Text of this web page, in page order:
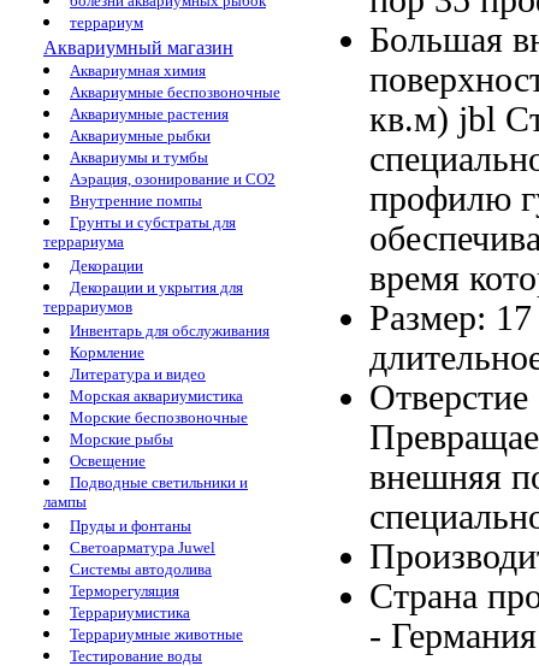
террариум
Аквариумный магазин
Аквариумная химия
Аквариумные беспозвоночные
Аквариумные растения
Аквариумные рыбки
Аквариумы и тумбы
Аэрация, озонирование и CO2
Внутренние помпы
Грунты и субстраты для
террариума
Декорации
Декорации и укрытия для
террариумов
Инвентарь для обслуживания
Кормление
Литература и видео
Морская аквариумистика
Морские беспозвоночные
Морские рыбы
Освещение
Подводные светильники и
лампы
Пруды и фонтаны
Светоарматура Juwel
Системы автодолива
Терморегуляция
Террариумистика
Террариумные животные
Тестирование воды
Большая
кв.м) jbl
профилю
время
Размер:
внешняя
Страна
-